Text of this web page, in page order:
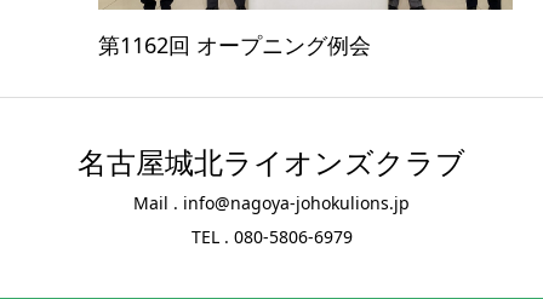
第1162回 オープニング例会
名古屋城北ライオンズクラブ
Mail . info@nagoya-johokulions.jp
TEL . 080-5806-6979